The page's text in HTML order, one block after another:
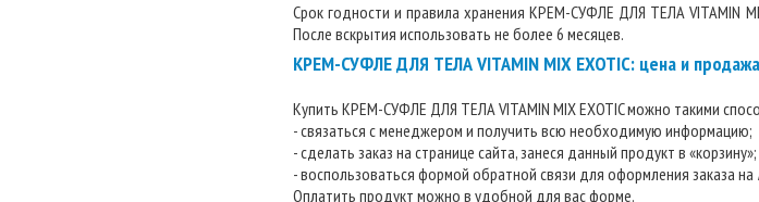
Срок годности и правила хранения КРЕМ-СУФЛЕ ДЛЯ ТЕЛА VITAMIN
После вскрытия использовать не более 6 месяцев.
КРЕМ-СУФЛЕ ДЛЯ ТЕЛА VITAMIN MIX EXOTIC: цена и продажа
Купить КРЕМ-СУФЛЕ ДЛЯ ТЕЛА VITAMIN MIX EXOTIC можно такими
- связаться с менеджером и получить всю необходимую информацию;
- сделать заказ на странице сайта, занеся данный продукт в «корзину»;
- воспользоваться формой обратной связи для оформления заказа на
Оплатить продукт можно в удобной для вас форме.